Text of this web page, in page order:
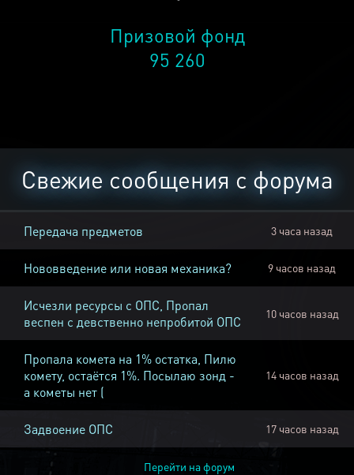
Призовой фонд
95 260
Свежие сообщения с форума
Передача предметов 3 часа назад
Нововведение или новая механика? 9 часов назад
Исчезли ресурсы с ОПС, Пропал
веспен с девственно непробитой ОПС
10 часов назад
Пропала комета на 1% остатка, Пилю
комету, остаётся 1%. Посылаю зонд -
а кометы нет (
14 часов назад
Задвоение ОПС 17 часов назад
Перейти на форум